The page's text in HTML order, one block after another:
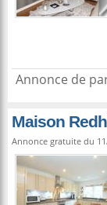
Annonce de
Maison
Annonce gratuite du